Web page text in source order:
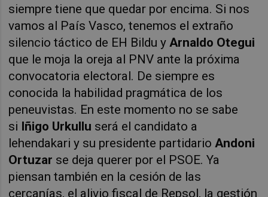
siempre tiene que quedar por encima. Si nos
vamos al País Vasco, tenemos el extraño
silencio táctico de EH Bildu y Arnaldo Otegui
que le moja la oreja al PNV ante la próxima
convocatoria electoral. De siempre es
conocida la habilidad pragmática de los
peneuvistas. En este momento no se sabe
si Iñigo Urkullu será el candidato a
lehendakari y su presidente partidario Andoni
Ortuzar se deja querer por el PSOE. Ya
piensan también en la cesión de las
cercanías, el alivio fiscal de Repsol, la gestión